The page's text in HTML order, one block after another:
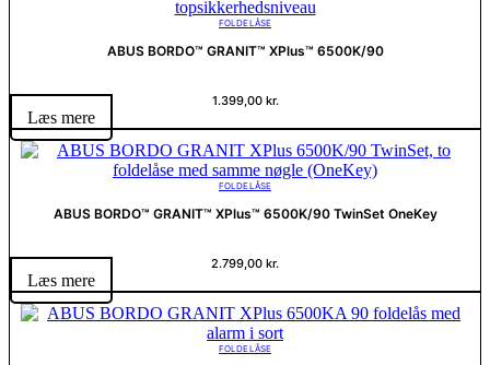
FOLDELÅSE
ABUS BORDO™ GRANIT™ XPlus™ 6500K/90
1.399,00 kr.
Læs mere
FOLDELÅSE
ABUS BORDO™ GRANIT™ XPlus™ 6500K/90 TwinSet OneKey
2.799,00 kr.
Læs mere
FOLDELÅSE